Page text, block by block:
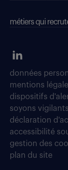
métiers qui
données
mentions
dispositifs
soyons vigilants
déclaration
accessibilité
gestion des
plan du site